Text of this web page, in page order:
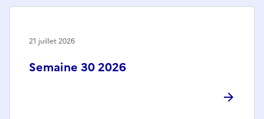
Semaine 30 2026
21 juillet 2026